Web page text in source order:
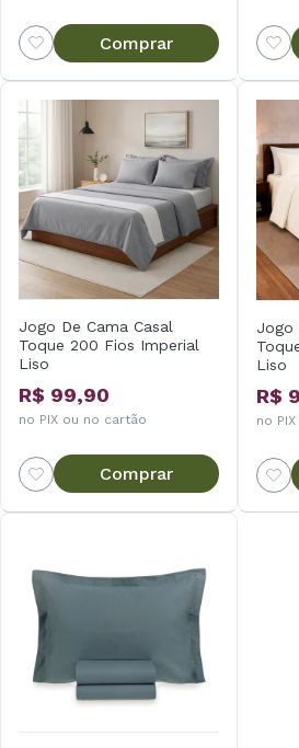
Comprar
Jogo De Cama Casal
Toque 200 Fios Imperial
Liso
R$ 99,90
no PIX ou no cartão
Comprar
Jogo
Liso
R$
no